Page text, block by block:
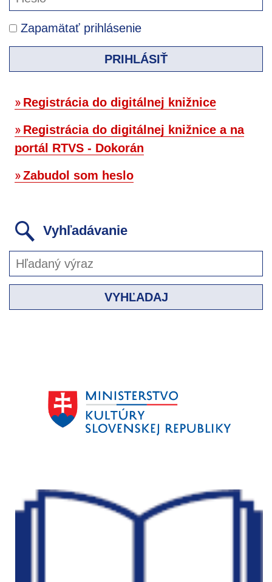
Zapamätať prihlásenie
PRIHLÁSIŤ
Registrácia do digitálnej knižnice
Registrácia do digitálnej knižnice a na
portál RTVS - Dokorán
Zabudol som heslo
Vyhľadávanie
VYHĽADAJ